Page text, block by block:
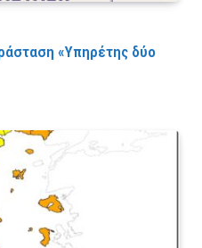
«Υπηρέτης δύο